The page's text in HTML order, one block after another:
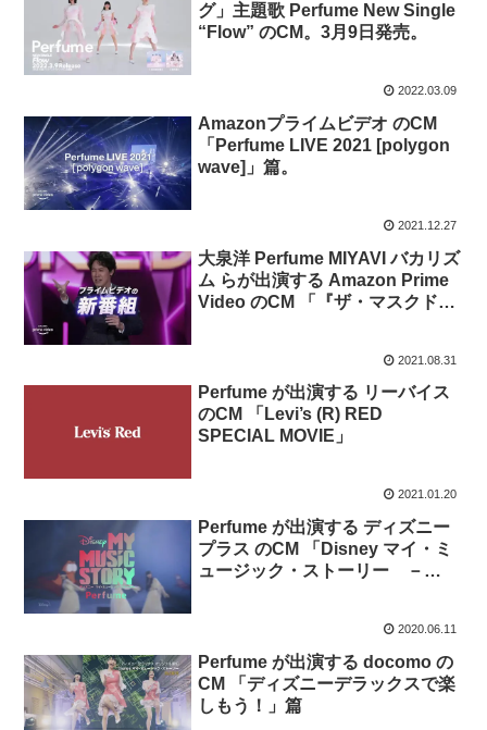
グ」主題歌 Perfume New Single
“Flow” のCM。3月9日発売。
2022.03.09
Amazonプライムビデオ のCM
「Perfume LIVE 2021 [polygon
wave]」篇。
2021.12.27
大泉洋 Perfume MIYAVI バカリズ
ム らが出演する Amazon Prime
Video のCM 「『ザ・マスクド・
フォーマンスバトルを見逃す
な！」篇。
2021.08.31
Perfume が出演する リーバイス
のCM 「Levi’s (R) RED
SPECIAL MOVIE」
2021.01.20
Perfume が出演する ディズニー
プラス のCM 「Disney マイ・ミ
ュージック・ストーリー －
2020.06.11
Perfume が出演する docomo の
CM 「ディズニーデラックスで楽
しもう！」篇